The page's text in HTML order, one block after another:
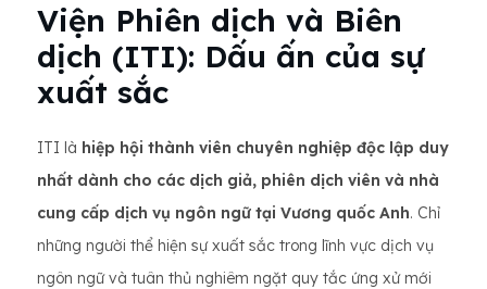
Viện Phiên dịch và Biên
dịch (ITI): Dấu ấn của sự
xuất sắc
ITI là hiệp hội thành viên chuyên nghiệp độc lập duy
nhất dành cho các dịch giả, phiên dịch viên và nhà
cung cấp dịch vụ ngôn ngữ tại Vương quốc Anh. Chỉ
những người thể hiện sự xuất sắc trong lĩnh vực dịch vụ
ngôn ngữ và tuân thủ nghiêm ngặt quy tắc ứng xử mới